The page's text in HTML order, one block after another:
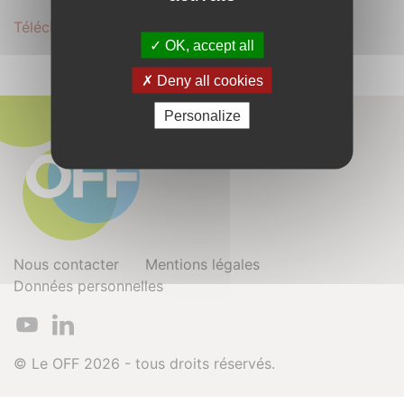
Télécharger le dossier secondaire au format .PDF
Nous contacter
Mentions légales
Données personnelles
© Le OFF 2026 - tous droits réservés.
OK, accept all
Deny all cookies
Personalize